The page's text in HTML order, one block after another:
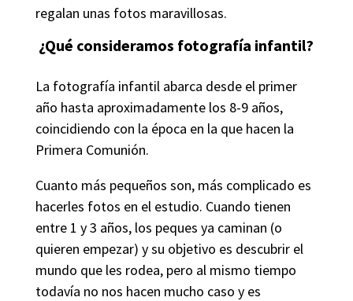
regalan unas fotos maravillosas.
¿Qué consideramos fotografía infantil?
La fotografía infantil abarca desde el primer
año hasta aproximadamente los 8-9 años,
coincidiendo con la época en la que hacen la
Primera Comunión.
Cuanto más pequeños son, más complicado es
hacerles fotos en el estudio. Cuando tienen
entre 1 y 3 años, los peques ya caminan (o
quieren empezar) y su objetivo es descubrir el
mundo que les rodea, pero al mismo tiempo
todavía no nos hacen mucho caso y es